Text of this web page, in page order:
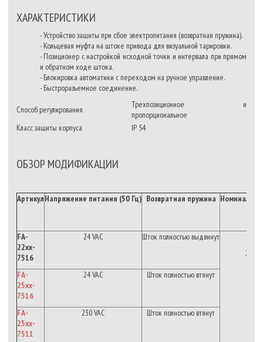
ХАРАКТЕРИСТИКИ
- Устройство защиты при сбое электропитания (возвратная пружина).
- Кольцевая муфта на штоке привода для визуальной тарировки.
- Позиционер с настройкой исходной точки и интервала при прямом
и обратном ходе штока.
- Блокировка автоматики с переходом на ручное управление.
- Быстроразъемное соединение.
Способ регулирования Трехпозиционное
и
пропорциональное
Класс защиты корпуса
IP 54
ОБЗОР МОДИФИКАЦИИ
АртикулНапряжение питания (50 Гц) Возвратная пружина
FA-
22xx-
7516
24 VAC Шток полностью выдвинут
2.4
FA-
25xx-
7516
24 VAC Шток полностью втянут
FA-
25xx-
7511
230 VAC Шток полностью втянут